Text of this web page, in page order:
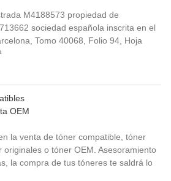
M4188573 propiedad de
sociedad española inscrita en el
Tomo 40068, Folio 94, Hoja
OEM
la venta de tóner compatible, tóner
o tóner OEM. Asesoramiento
la compra de tus tóneres te saldrá lo